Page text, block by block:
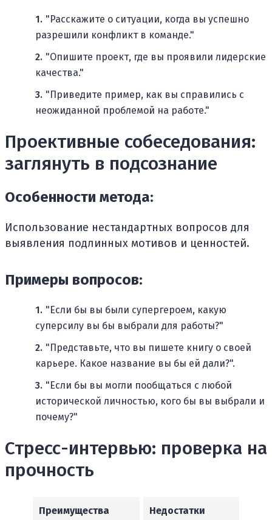
"Расскажите о ситуации, когда вы успешно
разрешили конфликт в команде."
"Опишите проект, где вы проявили лидерские
качества."
"Приведите пример, как вы справились с
неожиданной проблемой на работе."
Проективные собеседования:
заглянуть в подсознание
Особенности метода:
Использование нестандартных вопросов для
выявления подлинных мотивов и ценностей.
Примеры вопросов:
"Если бы вы были супергероем, какую
суперсилу вы бы выбрали для работы?"
"Представьте, что вы пишете книгу о своей
карьере. Какое название вы бы ей дали?".
"Если бы вы могли пообщаться с любой
исторической личностью, кого бы вы выбрали и
почему?"
Стресс-интервью: проверка на
прочность
Преимущества Недостатки